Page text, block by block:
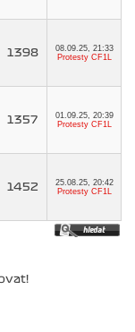
1398
08.09.25, 21:33
Protesty CF1L
1357
01.09.25, 20:39
Protesty CF1L
1452
25.08.25, 20:42
Protesty CF1L